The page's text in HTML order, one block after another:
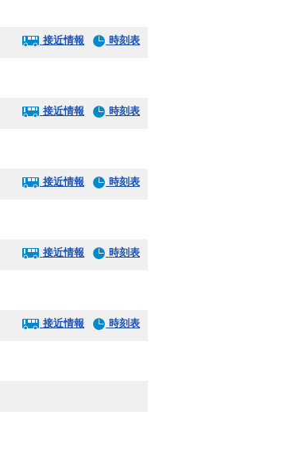
接近情報 時刻表
接近情報 時刻表
接近情報 時刻表
接近情報 時刻表
接近情報 時刻表